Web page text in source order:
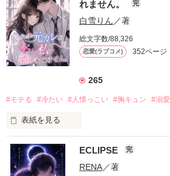
れません。
完
白雪りん ／著
総文字数/88,326
恋愛(ラブコメ) 352ページ
265
#モテる #冷たい #人懐っこい #胸キュン #溺愛
表紙を見る
「好きだったから、別れを選んだ。」
ECLIPSE 完
RENA／著